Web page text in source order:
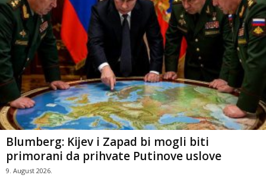
Blumberg: Kijev i Zapad bi mogli biti
primorani da prihvate Putinove uslove
9. August 2026.